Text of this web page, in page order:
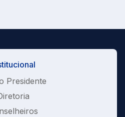
Presidente